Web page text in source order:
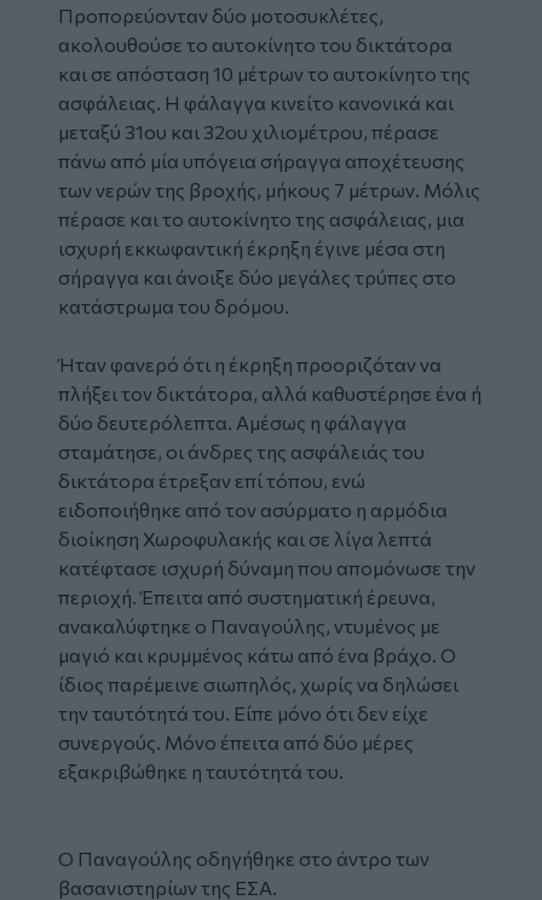
Προπορεύονταν δύο μοτοσυκλέτες,
ακολουθούσε το αυτοκίνητο του δικτάτορα
και σε απόσταση 10 μέτρων το αυτοκίνητο της
ασφάλειας. Η φάλαγγα κινείτο κανονικά και
μεταξύ 31ου και 32ου χιλιομέτρου, πέρασε
πάνω από μία υπόγεια σήραγγα αποχέτευσης
των νερών της βροχής, μήκους 7 μέτρων. Μόλις
πέρασε και το αυτοκίνητο της ασφάλειας, μια
ισχυρή εκκωφαντική έκρηξη έγινε μέσα στη
σήραγγα και άνοιξε δύο μεγάλες τρύπες στο
κατάστρωμα του δρόμου.
Ήταν φανερό ότι η έκρηξη προοριζόταν να
πλήξει τον δικτάτορα, αλλά καθυστέρησε ένα ή
δύο δευτερόλεπτα. Αμέσως η φάλαγγα
σταμάτησε, οι άνδρες της ασφάλειάς του
δικτάτορα έτρεξαν επί τόπου, ενώ
ειδοποιήθηκε από τον ασύρματο η αρμόδια
διοίκηση Χωροφυλακής και σε λίγα λεπτά
κατέφτασε ισχυρή δύναμη που απομόνωσε την
περιοχή. Έπειτα από συστηματική έρευνα,
ανακαλύφτηκε ο Παναγούλης, ντυμένος με
μαγιό και κρυμμένος κάτω από ένα βράχο. Ο
ίδιος παρέμεινε σιωπηλός, χωρίς να δηλώσει
την ταυτότητά του. Είπε μόνο ότι δεν είχε
συνεργούς. Μόνο έπειτα από δύο μέρες
εξακριβώθηκε η ταυτότητά του.
Ο Παναγούλης οδηγήθηκε στο άντρο των
βασανιστηρίων της ΕΣΑ.